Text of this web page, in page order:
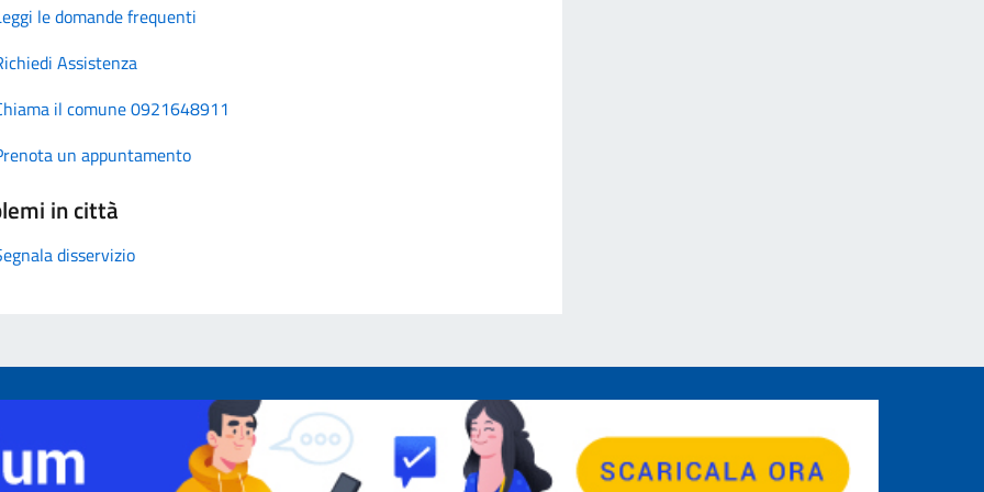
le domande frequenti
Assistenza
il comune 0921648911
un appuntamento
in città
disservizio